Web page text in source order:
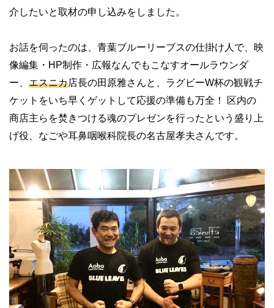
介したいと取材の申し込みをしました。
お話を伺ったのは、青葉ブルーリーブスの仕掛け人で、映
像編集・HP制作・広報なんでもこなすオールラウンダ
ー、 エスニカ店長の田原雅さんと、ラグビーW杯の観戦チ
ケットをいち早くゲットして応援の準備も万全！ 区内の
商店主らを焚きつける魂のプレゼンを行ったという盛り上
げ役、なごや耳鼻咽喉科院長の名古屋孝夫さんです。